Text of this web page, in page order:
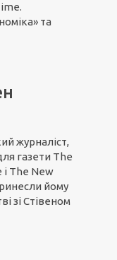
та
журналіст,
газети The
The New
йому
зі Стівеном